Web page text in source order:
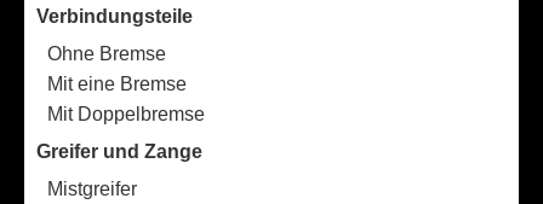
Verbindungsteile
Ohne Bremse
Mit eine Bremse
Mit Doppelbremse
Greifer und Zange
Mistgreifer